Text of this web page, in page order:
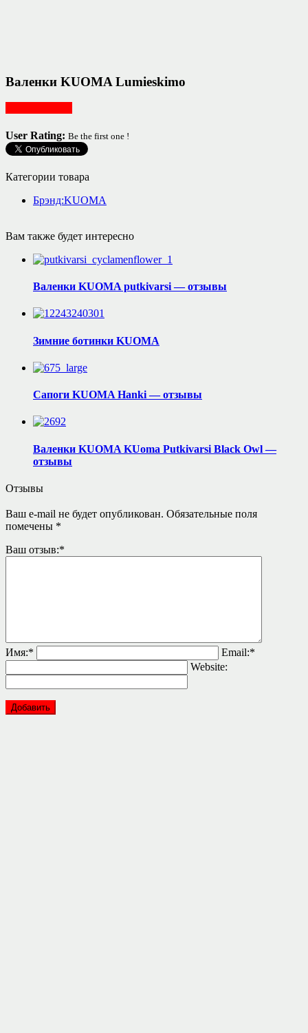
Валенки KUOMA Lumieskimo
User Rating: Be the first one !
Категории товара
Брэнд:KUOMA
Вам также будет интересно
Валенки KUOMA putkivarsi — отзывы
Зимние ботинки KUOMA
Сапоги KUOMA Hanki — отзывы
Валенки KUOMA KUoma Putkivarsi Black Owl —
отзывы
Отзывы
Ваш e-mail не будет опубликован. Обязательные поля
помечены *
Ваш отзыв:*
Имя:* Email:*
Website: